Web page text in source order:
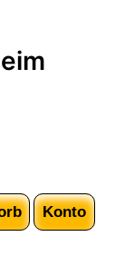
Konto